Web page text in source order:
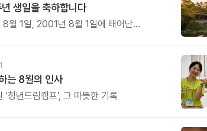
생일을 축하합니다
월 1일, 2001년 8월 1일에 태어난
는 8월의 인사
청년드림캠프’, 그 따뜻한 기록